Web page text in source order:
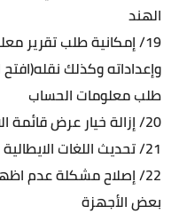
الهند
19/ إمكانية طلب تقرير
وإعداداته وكذلك
طلب معلومات الحساب
20/ إزالة خيار عرض قائمة الاسماء
21/ تحديث اللغات الايطالية والبرتغالية
22/ إصلاح مشكلة عدم
بعض الأجهزة